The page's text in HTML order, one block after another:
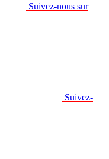
Suivez-nous sur
Suivez-